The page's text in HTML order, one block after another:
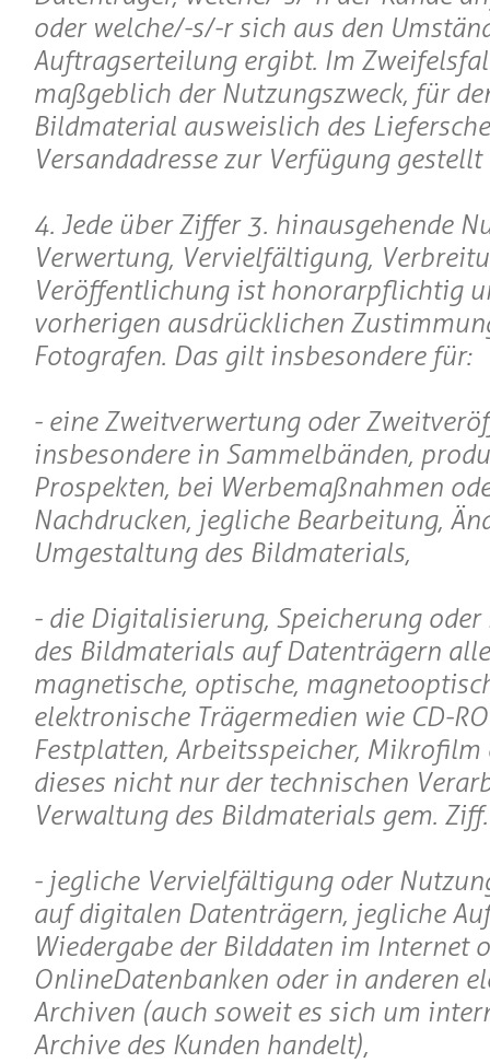
oder welche/-s/-r sich aus den
Auftragserteilung ergibt. Im
maßgeblich der Nutzungszweck, für
Bildmaterial ausweislich des
Versandadresse zur Verfügung
4. Jede über Ziffer 3. hinausgehende
Verwertung, Vervielfältigung,
Veröffentlichung ist honorarpflichtig
vorherigen ausdrücklichen
Fotografen. Das gilt insbesondere für:
- eine Zweitverwertung oder
insbesondere in Sammelbänden,
Prospekten, bei Werbemaßnahmen
Nachdrucken, jegliche Bearbeitung,
Umgestaltung des Bildmaterials,
- die Digitalisierung, Speicherung
des Bildmaterials auf Datenträgern
magnetische, optische,
elektronische Trägermedien wie CD-
Festplatten, Arbeitsspeicher, Mikrofilm
dieses nicht nur der technischen
Verwaltung des Bildmaterials gem.
- jegliche Vervielfältigung oder
auf digitalen Datenträgern, jegliche
Wiedergabe der Bilddaten im Internet
OnlineDatenbanken oder in anderen
Archiven (auch soweit es sich um
Archive des Kunden handelt),